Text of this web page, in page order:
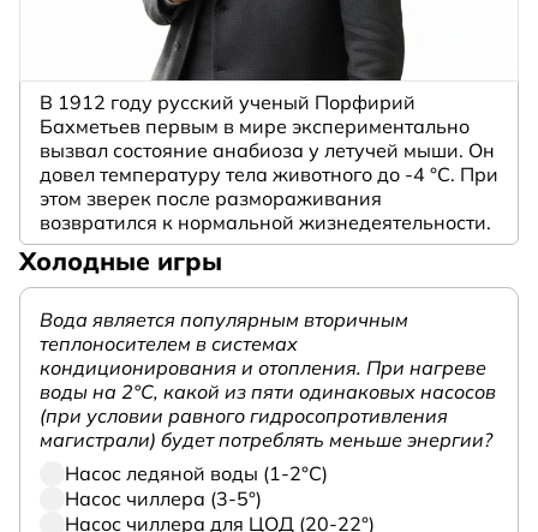
В 1912 году русский ученый Порфирий
Бахметьев первым в мире экспериментально
вызвал состояние анабиоза у летучей мыши. Он
довел температуру тела животного до -4 °C. При
этом зверек после размораживания
возвратился к нормальной жизнедеятельности.
Холодные игры
Вода является популярным вторичным
теплоносителем в системах
кондиционирования и отопления. При нагреве
воды на 2°С, какой из пяти одинаковых насосов
(при условии равного гидросопротивления
магистрали) будет потреблять меньше энергии?
Насос ледяной воды (1-2°С)
Насос чиллера (3-5°)
Насос чиллера для ЦОД (20-22°)